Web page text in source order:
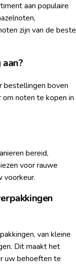
aan populaire
zijn van de beste
bestellingen boven
noten te kopen in
bereid,
voor rauwe
voorkeur.
van kleine
Dit maakt het
uw behoeften te